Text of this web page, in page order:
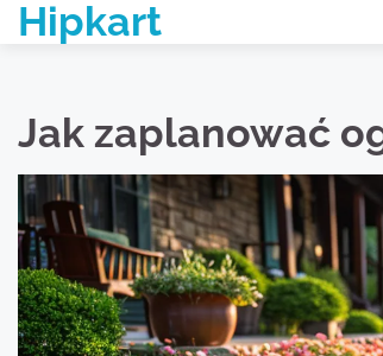
SkipHipkart
Jak zaplanować